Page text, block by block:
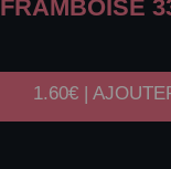
FRAMBOISE
1.60€ |